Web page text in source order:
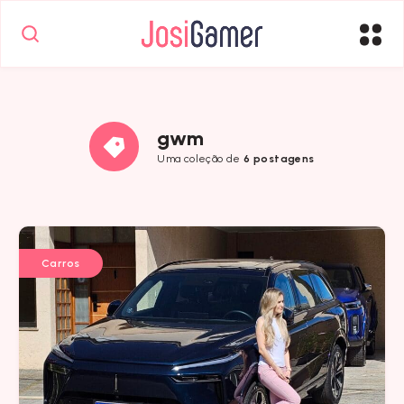
gwm
Uma coleção de6 postagens
Carros